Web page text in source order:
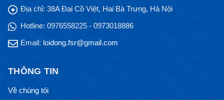
Địa chỉ: 38A Đại Cồ Việt, Hai Bà Trưng, Hà Nội
Hotline: 0976558225 - 0973018886
Email: loidong.fsr@gmail.com
THÔNG TIN
Về chúng tôi